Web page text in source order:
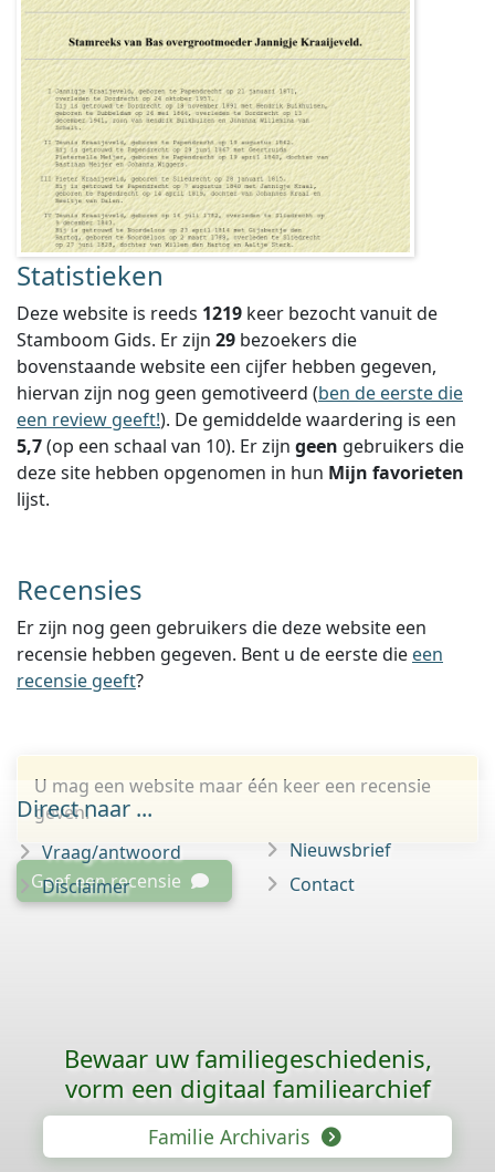
Statistieken
Deze website is reeds 1219 keer bezocht vanuit de
Stamboom Gids. Er zijn 29 bezoekers die
bovenstaande website een cijfer hebben gegeven,
hiervan zijn nog geen gemotiveerd (ben de eerste die
een review geeft!). De gemiddelde waardering is een
5,7(op een schaal van 10). Er zijn geen gebruikers die
deze site hebben opgenomen in hun Mijn favorieten
lijst.
Recensies
Er zijn nog geen gebruikers die deze website een
recensie hebben gegeven. Bent u de eerste die een
recensie geeft?
U mag een website maar één keer een recensie
geven.
Geef een recensie
Direct naar ...
Vraag/antwoord
Disclaimer
Nieuwsbrief
Contact
Bewaar uw familie­geschiedenis,
vorm een digitaal familiearchief
Familie Archivaris